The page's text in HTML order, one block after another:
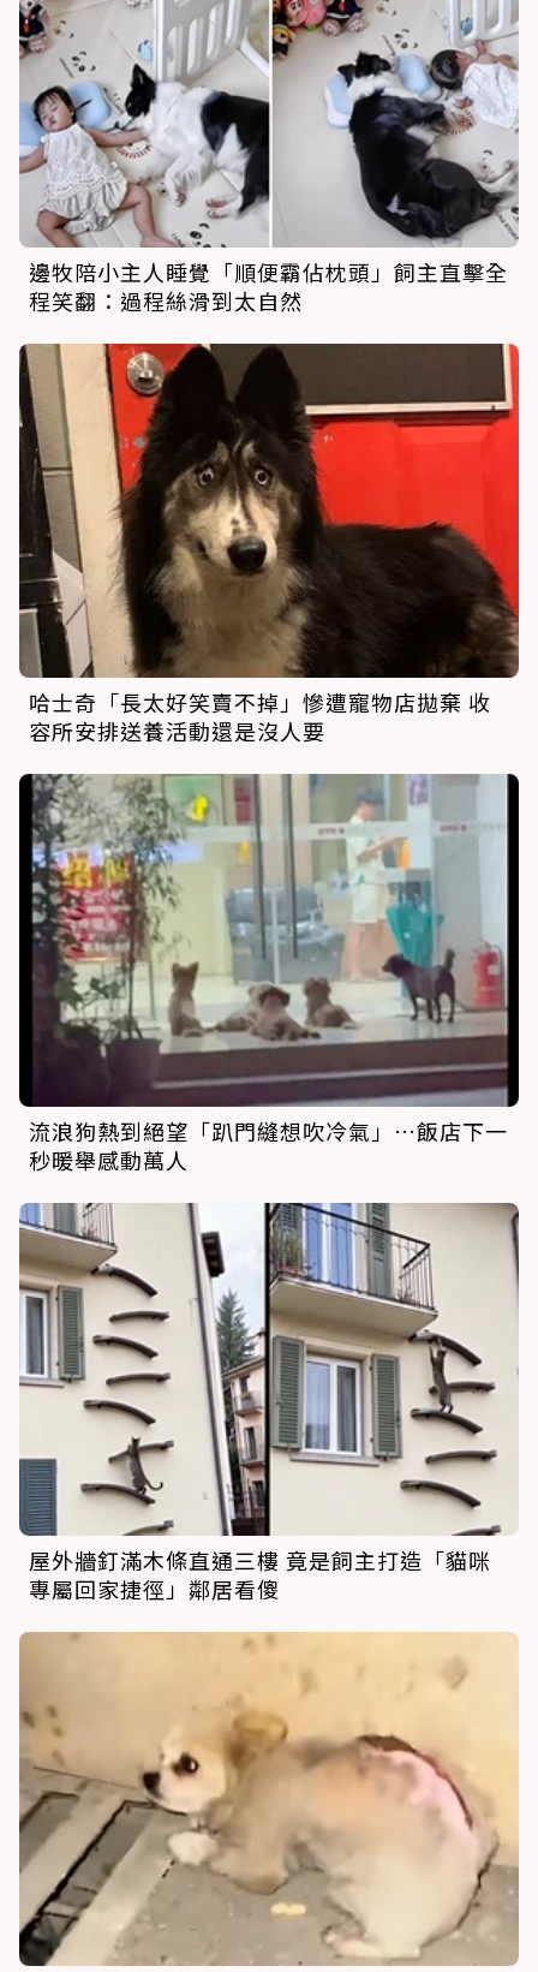
邊牧陪小主人睡覺「順便霸佔枕頭」飼主直擊全
程笑翻：過程絲滑到太自然
哈士奇「長太好笑賣不掉」慘遭寵物店拋棄 收
容所安排送養活動還是沒人要
流浪狗熱到絕望「趴門縫想吹冷氣」…飯店下一
秒暖舉感動萬人
屋外牆釘滿木條直通三樓 竟是飼主打造「貓咪
專屬回家捷徑」鄰居看傻